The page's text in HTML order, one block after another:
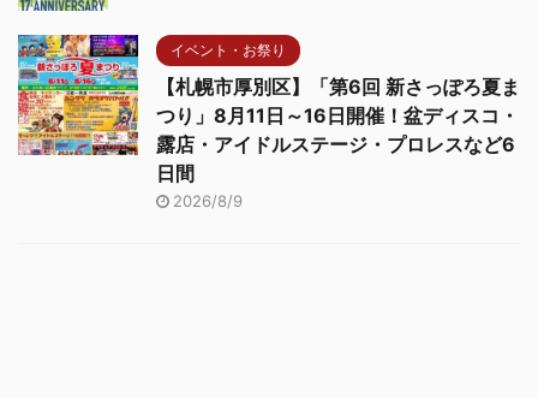
イベント・お祭り
【札幌市厚別区】「第6回 新さっぽろ夏ま
つり」8月11日～16日開催！盆ディスコ・
露店・アイドルステージ・プロレスなど6
日間
2026/8/9